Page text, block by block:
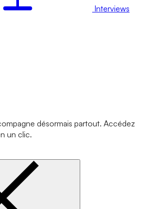
Interviews
désormais partout. Accédez
un clic.